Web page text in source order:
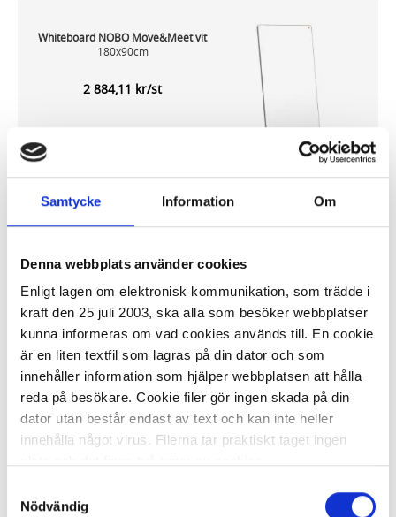
Samtycke Information Om
Denna webbplats använder cookies
Enligt lagen om elektronisk kommunikation, som trädde i
kraft den 25 juli 2003, ska alla som besöker webbplatser
kunna informeras om vad cookies används till. En cookie
är en liten textfil som lagras på din dator och som
innehåller information som hjälper webbplatsen att hålla
reda på besökare. Cookie filer gör ingen skada på din
dator utan består endast av text och kan inte heller
innehålla något virus. Filerna tar praktiskt taget ingen
Den ena typen sparar en fil permanent på din dator,
Nödvändig
Whiteboard NOBO Move&Meet vit
180x90cm
2 884,11 kr/st
Whiteboard NOBO MoveMeet grå/vit
180x90cm
3 062,92 kr/st